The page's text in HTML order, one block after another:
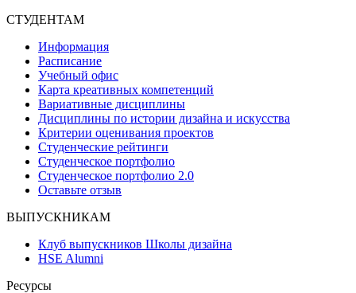
СТУДЕНТАМ
Информация
Расписание
Учебный офис
Карта креативных компетенций
Вариативные дисциплины
Дисциплины по истории дизайна и искусства
Критерии оценивания проектов
Студенческие рейтинги
Студенческое портфолио
Студенческое портфолио 2.0
Оставьте отзыв
ВЫПУСКНИКАМ
Клуб выпускников Школы дизайна
HSE Alumni
Ресурсы